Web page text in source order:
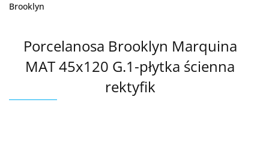
Brooklyn
Porcelanosa Brooklyn Marquina
MAT 45x120 G.1-płytka ścienna
rektyfik